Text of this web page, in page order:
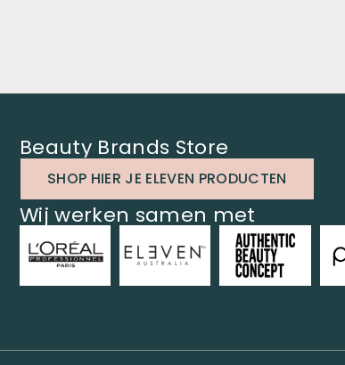
Beauty Brands Store
SHOP HIER JE ELEVEN PRODUCTEN
Wij werken samen met